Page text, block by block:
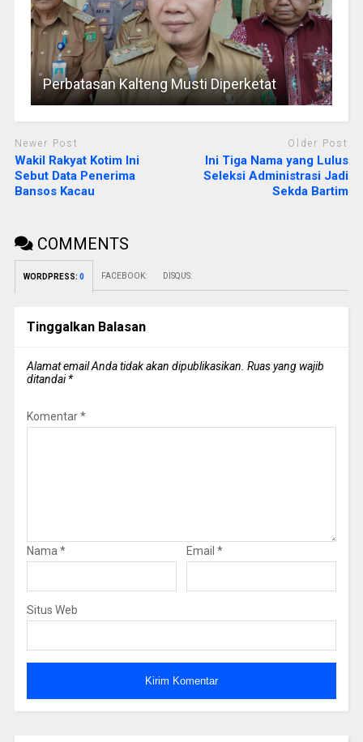
Perbatasan Kalteng Musti Diperketat
Newer Post
Wakil Rakyat Kotim Ini
Sebut Data Penerima
Bansos Kacau
Older Post
Ini Tiga Nama yang Lulus
Seleksi Administrasi Jadi
Sekda Bartim
COMMENTS
WORDPRESS: 0 FACEBOOK: DISQUS:
Tinggalkan Balasan
Alamat email Anda tidak akan dipublikasikan. Ruas yang wajib
ditandai*
Komentar*
Nama * Email *
Situs Web